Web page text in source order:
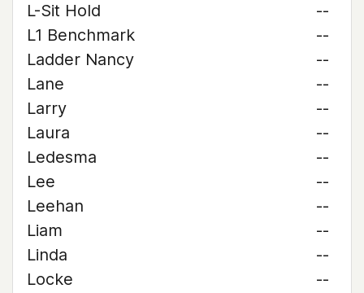
L-Sit Hold
--
L1 Benchmark
--
Ladder Nancy
--
Lane
--
Larry
--
Laura
--
Ledesma
--
Lee
--
Leehan
--
Liam
--
Linda
--
Locke
--